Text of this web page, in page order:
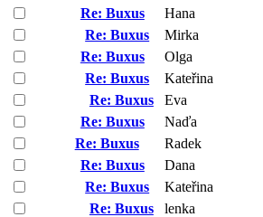
Re: Buxus
Hana
Re: Buxus
Mirka
Re: Buxus
Olga
Re: Buxus
Kateřina
Re: Buxus
Eva
Re: Buxus
Naďa
Re: Buxus
Radek
Re: Buxus
Dana
Re: Buxus
Kateřina
Re: Buxus
lenka